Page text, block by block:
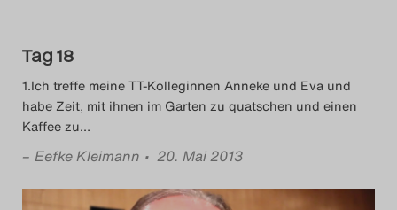
Tag 18
1.Ich treffe meine TT-Kolleginnen Anneke und Eva und
habe Zeit, mit ihnen im Garten zu quatschen und einen
Kaffee zu…
– Eefke Kleimann • 20. Mai 2013